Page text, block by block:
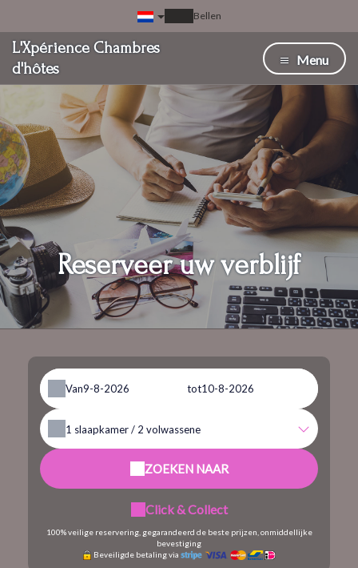
Bellen
L'Xpérience Chambres
d'hôtes
Menu
Reserveer uw verblijf
Van tot
1 slaapkamer / 2 volwassene
ZOEKEN NAAR
Click & Collect
100% veilige reservering, gegarandeerd de beste prijzen, onmiddellijke
bevestiging
Beveiligde betaling via